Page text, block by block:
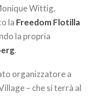
Wittig.
la Freedom Flotilla
la propria
.
organizzatore a
– che si terrà al